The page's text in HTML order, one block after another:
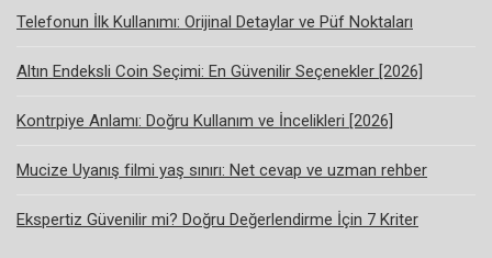
Telefonun İlk Kullanımı: Orijinal Detaylar ve Püf Noktaları
Altın Endeksli Coin Seçimi: En Güvenilir Seçenekler [2026]
Kontrpiye Anlamı: Doğru Kullanım ve İncelikleri [2026]
Mucize Uyanış filmi yaş sınırı: Net cevap ve uzman rehber
Ekspertiz Güvenilir mi? Doğru Değerlendirme İçin 7 Kriter